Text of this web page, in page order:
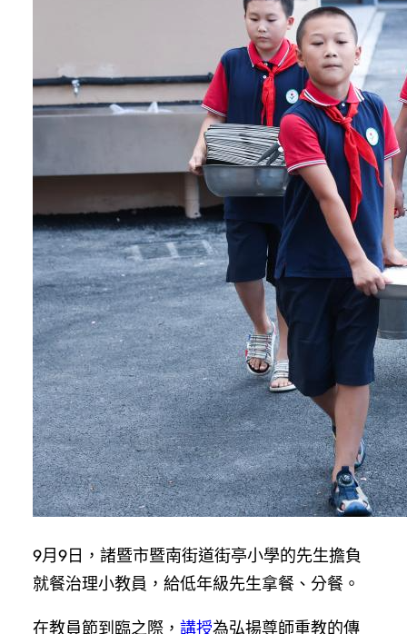
9月9日，諸暨市暨南街道街亭小學的先生擔負
就餐治理小教員，給低年級先生拿餐、分餐。
在教員節到臨之際， 講授為弘揚尊師重教的傳